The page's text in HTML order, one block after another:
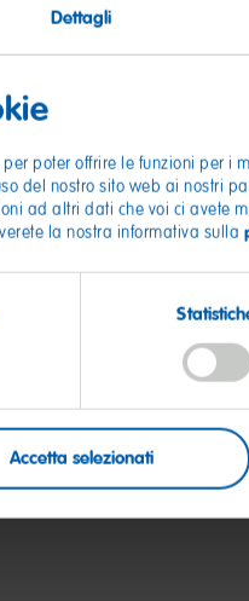
Dettagli
poter offrire le funzioni per i
del nostro sito web ai nostri
ad altri dati che voi ci avete
la nostra informativa sulla
Accetta selezionati